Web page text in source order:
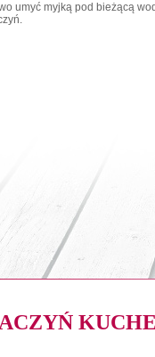
umyć myjką pod bieżącą